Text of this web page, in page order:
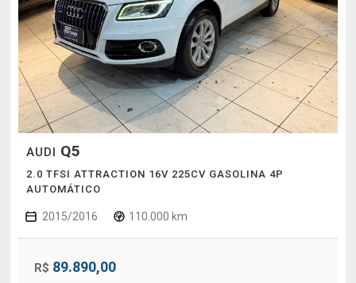
AUDI Q5
2.0 TFSI ATTRACTION 16V 225CV GASOLINA 4P
AUTOMÁTICO
2015/2016 110.000 km
R$ 89.890,00